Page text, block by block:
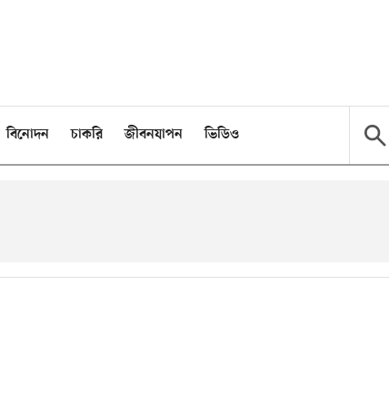
বিনোদন চাকরি জীবনযাপন ভিডিও